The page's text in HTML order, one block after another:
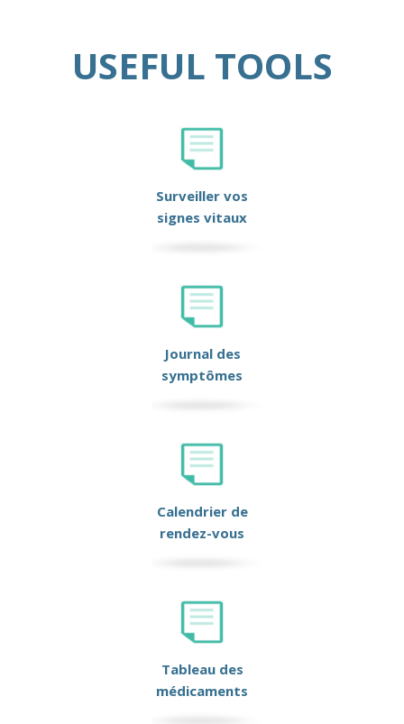
USEFUL TOOLS
Surveiller vos
signes vitaux
Journal des
symptômes
Calendrier de
rendez-vous
Tableau des
médicaments